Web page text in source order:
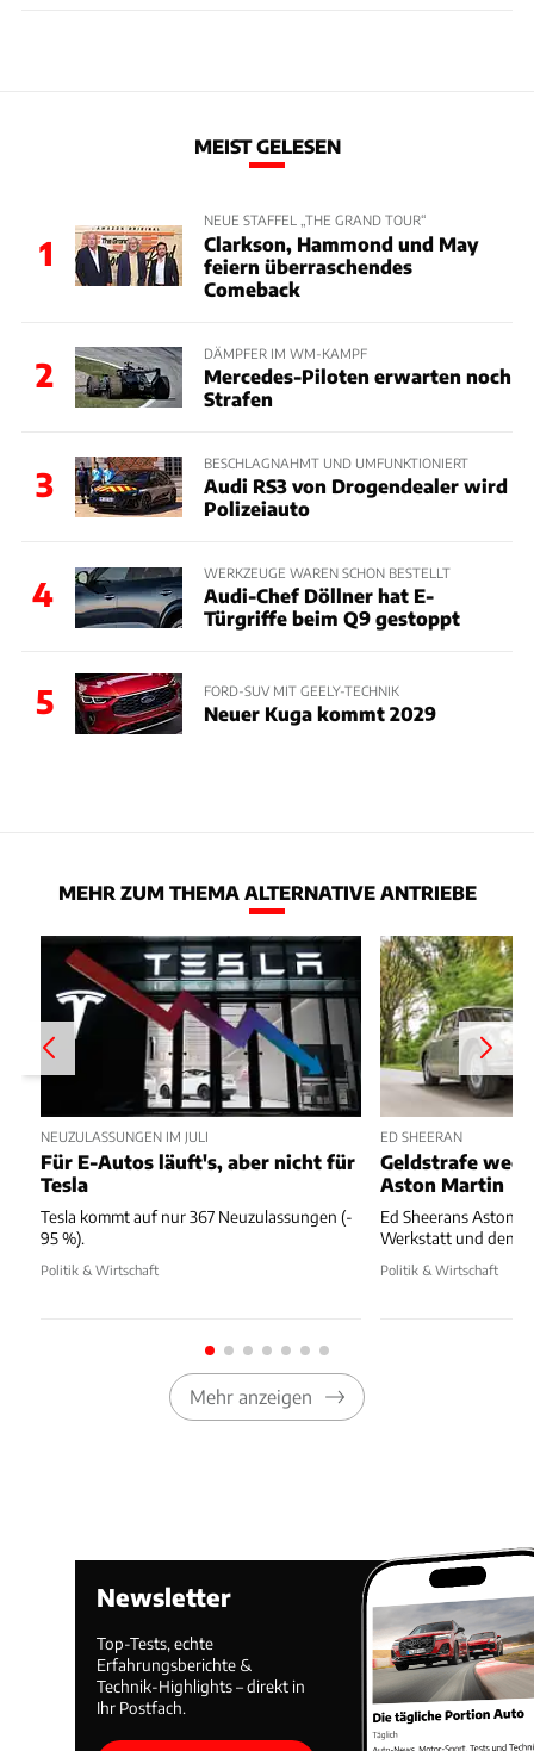
MEIST GELESEN
1
NEUE STAFFEL „THE GRAND TOUR“
Clarkson, Hammond und May
feiern überraschendes
Comeback
2
DÄMPFER IM WM-KAMPF
Mercedes-Piloten erwarten noch
Strafen
3
BESCHLAGNAHMT UND UMFUNKTIONIERT
Audi RS3 von Drogendealer wird
Polizeiauto
4
WERKZEUGE WAREN SCHON BESTELLT
Audi-Chef Döllner hat E-
Türgriffe beim Q9 gestoppt
5 FORD-SUV MIT GEELY-TECHNIK
Neuer Kuga kommt 2029
MEHR ZUM THEMA ALTERNATIVE ANTRIEBE
NEUZULASSUNGEN IM JULI
Für E-Autos läuft's, aber nicht für
Tesla
Tesla kommt auf nur 367 Neuzulassungen (-
95 %).
Politik & Wirtschaft
ED SHEERAN
Geldstrafe
Aston Martin
Ed Sheerans Aston
Werkstatt und
Politik & Wirtschaft
Mehr anzeigen
Newsletter
Top-Tests, echte
Erfahrungsberichte &
Technik-Highlights – direkt in
Ihr Postfach.